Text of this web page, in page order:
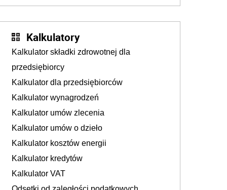
Kalkulatory
Kalkulator składki zdrowotnej dla
przedsiębiorcy
Kalkulator dla przedsiębiorców
Kalkulator wynagrodzeń
Kalkulator umów zlecenia
Kalkulator umów o dzieło
Kalkulator kosztów energii
Kalkulator kredytów
Kalkulator VAT